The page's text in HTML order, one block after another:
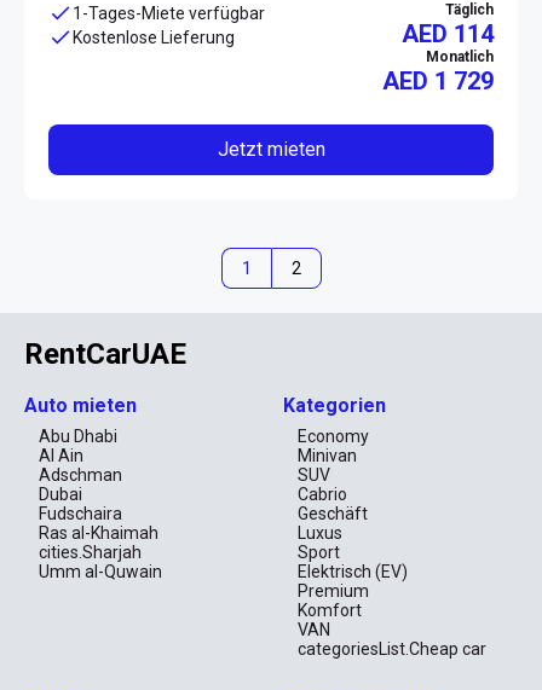
1-Tages-Miete verfügbar
Kostenlose Lieferung
Täglich
AED 114
Monatlich
AED 1 729
Jetzt mieten
1 2
RentCarUAE
Auto mieten
Abu Dhabi
Al Ain
Adschman
Dubai
Fudschaira
Ras al-Khaimah
cities.Sharjah
Umm al-Quwain
Kategorien
Economy
Minivan
SUV
Cabrio
Geschäft
Luxus
Sport
Elektrisch (EV)
Premium
Komfort
VAN
categoriesList.Cheap car